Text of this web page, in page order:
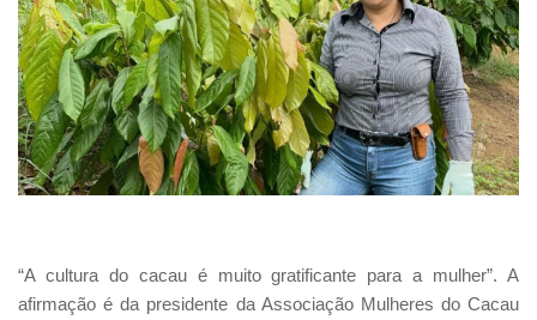
“A cultura do cacau é muito gratificante para a mulher”. A
afirmação é da presidente da Associação Mulheres do Cacau